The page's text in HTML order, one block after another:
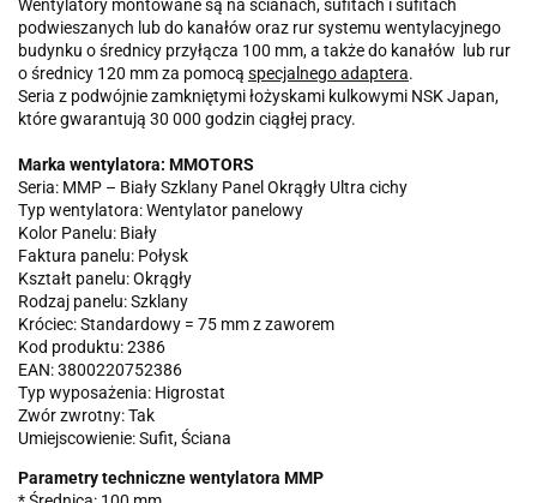
Wentylatory montowane są na ścianach, sufitach i sufitach
podwieszanych lub do kanałów oraz rur systemu wentylacyjnego
budynku o średnicy przyłącza 100 mm, a także do kanałów lub rur
o średnicy 120 mm za pomocą specjalnego adaptera.
Seria z podwójnie zamkniętymi łożyskami kulkowymi NSK Japan,
które gwarantują 30 000 godzin ciągłej pracy.
Marka wentylatora: MMOTORS
Seria: MMP – Biały Szklany Panel Okrągły Ultra cichy
Typ wentylatora: Wentylator panelowy
Kolor Panelu: Biały
Faktura panelu: Połysk
Kształt panelu: Okrągły
Rodzaj panelu: Szklany
Króciec: Standardowy = 75 mm z zaworem
Kod produktu: 2386
EAN: 3800220752386
Typ wyposażenia: Higrostat
Zwór zwrotny: Tak
Umiejscowienie: Sufit, Ściana
Parametry techniczne wentylatora MMP